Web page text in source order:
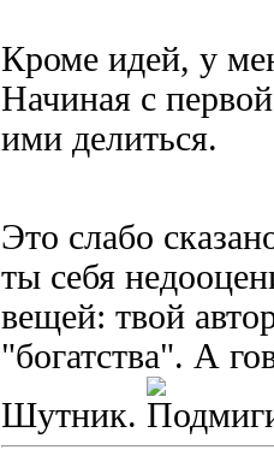
Кроме идей, у
Начиная с
ими делиться.
Это слабо
ты себя
вещей: твой
"богатства". А
Шутник.